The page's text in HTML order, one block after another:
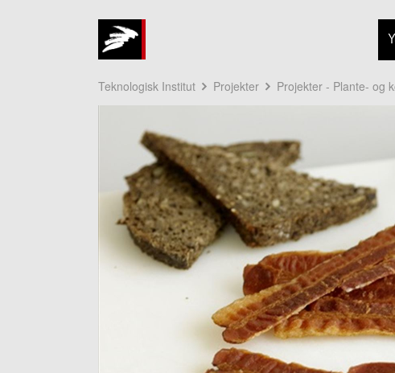
Teknologisk Institut Projekter Projekter - Plante- og